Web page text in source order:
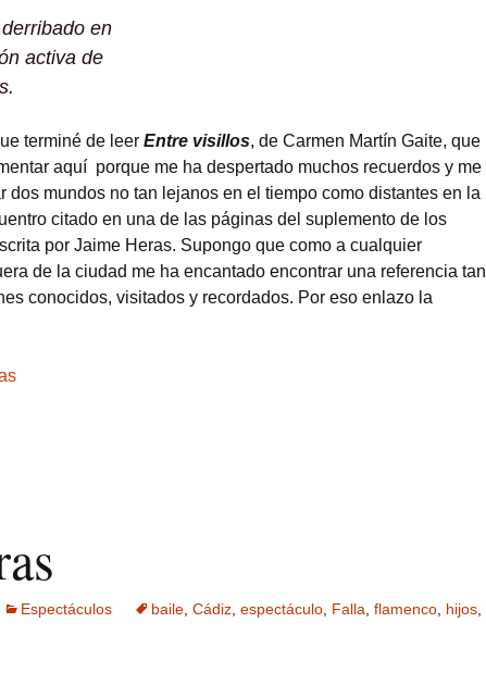
en
activa de
terminé de leer Entre visillos, de Carmen Martín Gaite, que
aquí porque me ha despertado muchos recuerdos y me
dos mundos no tan lejanos en el tiempo como distantes en la
citado en una de las páginas del suplemento de los
por Jaime Heras. Supongo que como a cualquier
de la ciudad me ha encantado encontrar una referencia tan
conocidos, visitados y recordados. Por eso enlazo la
Espectáculos baile Cádiz espectáculo Falla flamenco hijos